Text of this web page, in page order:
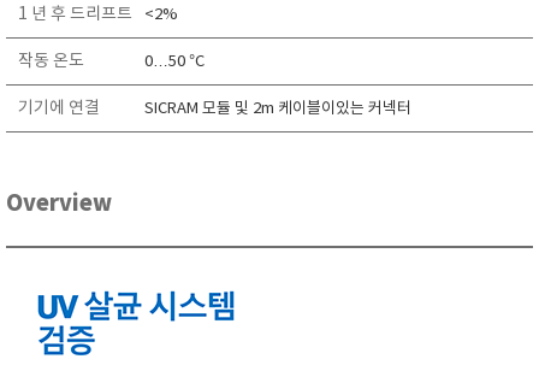
TAKEMURA
TENMARS
Termoprodukt
TFA Dostmann
TOA-DKK
UPRTEK
WATER-I.D
1 년 후 드리프트 <2%
작동 온도 0…50 °C
기기에 연결 SICRAM 모듈 및 2m 케이블이있는 커넥터
Overview